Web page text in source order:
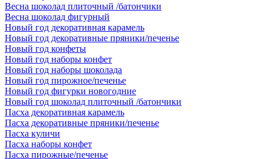
Весна шоколад плиточный /батончики
Весна шоколад фигурный
Новый год декоративная карамель
Новый год декоративные пряники/печенье
Новый год конфеты
Новый год наборы конфет
Новый год наборы шоколада
Новый год пирожное/печенье
Новый год фигурки новогодние
Новый год шоколад плиточный /батончики
Пасха декоративная карамель
Пасха декоративные пряники/печенье
Пасха куличи
Пасха наборы конфет
Пасха пирожные/печенье